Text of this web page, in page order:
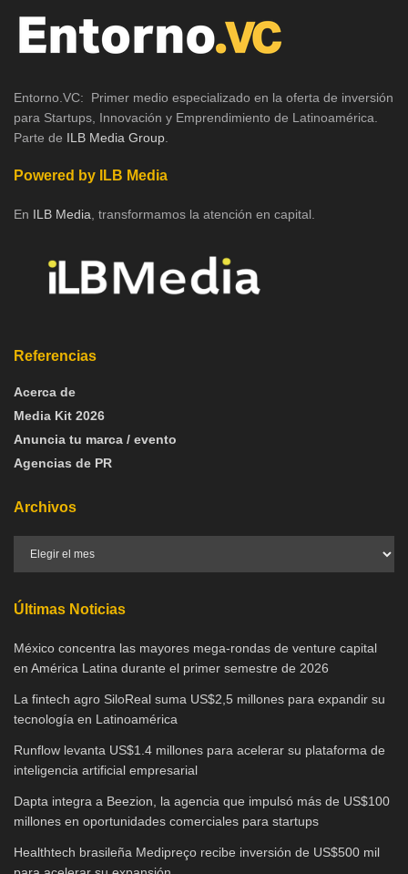
Entorno.VC: Primer medio especializado en la oferta de inversión
para Startups, Innovación y Emprendimiento de Latinoamérica.
Parte de ILB Media Group
Powered by ILB Media
En ILB Media , transformamos la atención en capital.
Referencias
Acerca de
Media Kit 2026
Anuncia tu marca / evento
Agencias de PR
Archivos
Últimas Noticias
México concentra las mayores mega-rondas de venture capital
en América Latina durante el primer semestre de 2026
La fintech agro SiloReal suma US$2,5 millones para expandir su
tecnología en Latinoamérica
Runflow levanta US$1.4 millones para acelerar su plataforma de
inteligencia artificial empresarial
Dapta integra a Beezion, la agencia que impulsó más de US$100
millones en oportunidades comerciales para startups
Healthtech brasileña Medipreço recibe inversión de US$500 mil